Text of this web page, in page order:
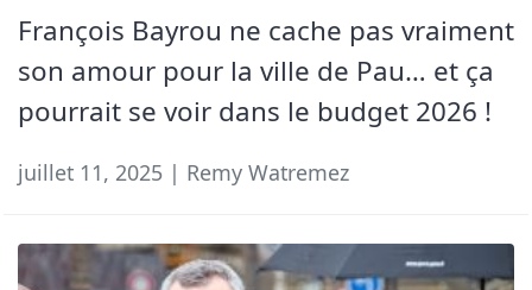
François Bayrou ne cache pas vraiment
son amour pour la ville de Pau… et ça
pourrait se voir dans le budget 2026 !
juillet 11, 2025 | Remy Watremez